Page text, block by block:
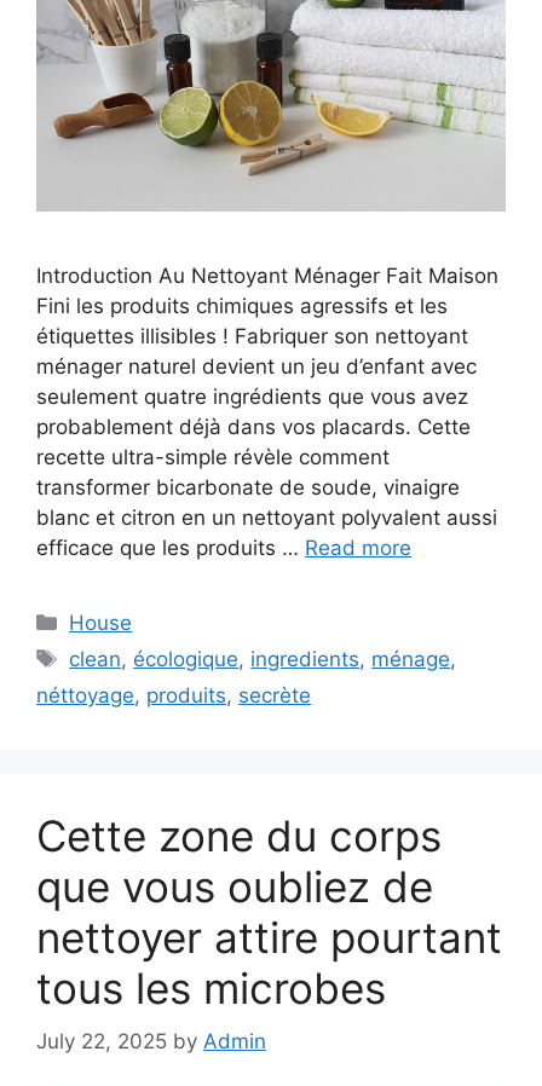
Introduction Au Nettoyant Ménager Fait Maison
Fini les produits chimiques agressifs et les
étiquettes illisibles ! Fabriquer son nettoyant
ménager naturel devient un jeu d’enfant avec
seulement quatre ingrédients que vous avez
probablement déjà dans vos placards. Cette
recette ultra-simple révèle comment
transformer bicarbonate de soude, vinaigre
blanc et citron en un nettoyant polyvalent aussi
efficace que les produits … Read more
C
e
i
e
s
House
T
a
clean, écologique, ingredients, ménage,
néttoyage, produits, secrète
Cette zone du corps
que vous oubliez de
nettoyer attire pourtant
tous les microbes
July 22, 2025 by Admin